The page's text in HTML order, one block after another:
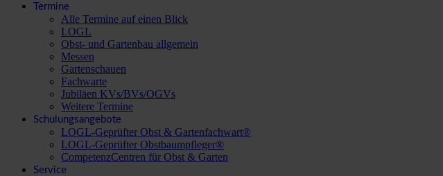
Termine
Alle Termine auf einen Blick
LOGL
Obst- und Gartenbau allgemein
Messen
Gartenschauen
Fachwarte
Jubiläen KVs/BVs/OGVs
Weitere Termine
Schulungsangebote
LOGL-Geprüfter Obst & Gartenfachwart®
LOGL-Geprüfter Obstbaumpfleger®
CompetenzCentren für Obst & Garten
Service